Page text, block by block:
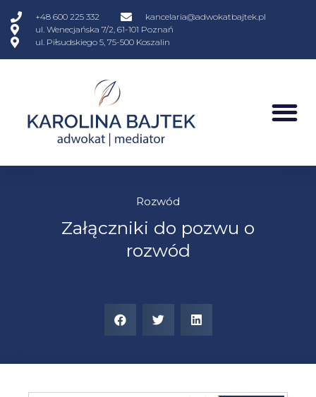
+48 600 225 332
kancelaria@adwokatbajtek.pl
ul. Wenecjańska 7/2, 61-101 Poznań
ul. Piłsudskiego 5, 75-500 Koszalin
Rozwód
Załączniki do pozwu o
rozwód